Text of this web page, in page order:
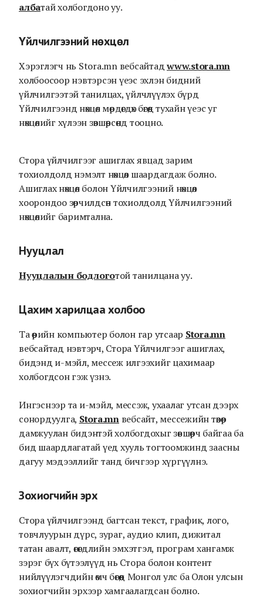
албатай холбогдоно уу.
Үйлчилгээний нөхцөл
Хэрэглэгч нь Stora.mn вебсайтадwww.stora.mn
холбоосоор нэвтэрсэн үеэс эхлэн бидний
үйлчилгээтэй танилцах, үйлчлүүлэх бүрд
Үйлчилгээнд нөхцөл мөрдөгдөх бөгөөд тухайн үеэс уг
нөхцөлийг хүлээн зөвшөөрсөнд тооцно.
Стора үйлчилгээг ашиглах явцад зарим
тохиолдолд нэмэлт нөхцөл шаардагдаж болно.
Ашиглах нөхцөл болон Үйлчилгээний нөхцөл
хоорондоо зөрчилдсөн тохиолдолд Үйлчилгээний
нөхцөлийг баримтална.
Нууцлал
Нууцлалын бодлоготой танилцана уу.
Цахим харилцаа холбоо
Та өөрийн компьютер болон гар утсаар Stora.mn
вебсайтад нэвтэрч, Стора Үйлчилгээг ашиглах,
бидэнд и-мэйл, мессеж илгээхийг цахимаар
холбогдсон гэж үзнэ.
Ингэснээр та и-мэйл, мессэж, ухаалаг утсан дээрх
сонордуулга, Stora.mnвебсайт, мессежийн төвөөр
дамжуулан бидэнтэй холбогдохыг зөвшөөрч байгаа ба
бид шаардлагатай үед хууль тогтоомжинд заасны
дагуу мэдээллийг танд бичгээр хүргүүлнэ.
Зохиогчийн эрх
Стора үйлчилгээнд багтсан текст, график, лого,
товчлуурын дүрс, зураг, аудио клип, дижитал
татан авалт, өгөгдлийн эмхэтгэл, програм хангамж
зэрэг бүх бүтээлүүд нь Стора болон контент
нийлүүлэгчдийн өмч бөгөөд Монгол улс ба Олон улсын
зохиогчийн эрхээр хамгаалагдсан болно.